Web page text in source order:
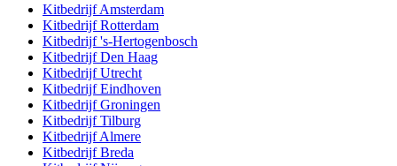
KitbedrijfAmsterdam
KitbedrijfRotterdam
Kitbedrijf's-Hertogenbosch
KitbedrijfDen Haag
KitbedrijfUtrecht
KitbedrijfEindhoven
KitbedrijfGroningen
KitbedrijfTilburg
KitbedrijfAlmere
KitbedrijfBreda